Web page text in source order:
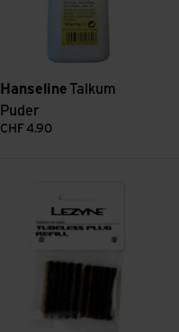
Hanseline Talkum
Puder
CHF 4.90